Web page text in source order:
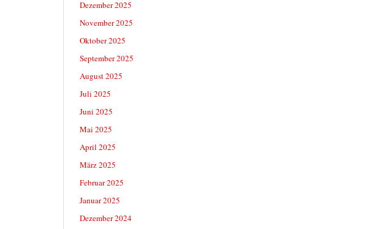
Dezember 2025
November 2025
Oktober 2025
September 2025
August 2025
Juli 2025
Juni 2025
Mai 2025
April 2025
März 2025
Februar 2025
Januar 2025
Dezember 2024